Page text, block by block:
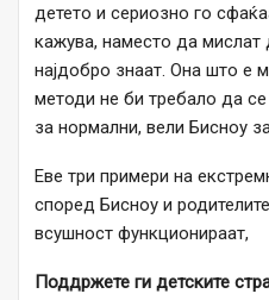
детето и сериозно го
кажува, наместо да мислат
најдобро знаат. Она што е
методи не би требало да
за нормални, вели Бисноу
Еве три примери на
според Бисноу и
всушност функционираат,
Поддржете ги детските